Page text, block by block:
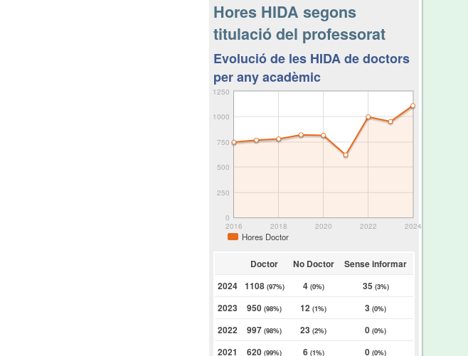
Hores HIDA segons
titulació del professorat
Evolució de les HIDA de doctors
per any acadèmic
2016 2018 2020 2022 2024
0
250
500
750
1000
1250
Hores Doctor
Doctor No Doctor
Sense informar
2024 1108 (97%) 4 (0%) 35 (3%)
2023 950(98%) 12(1%) 3(0%)
2022 997(98%) 23(2%) 0(0%)
2021 620(99%) 6 (1%) 0(0%)